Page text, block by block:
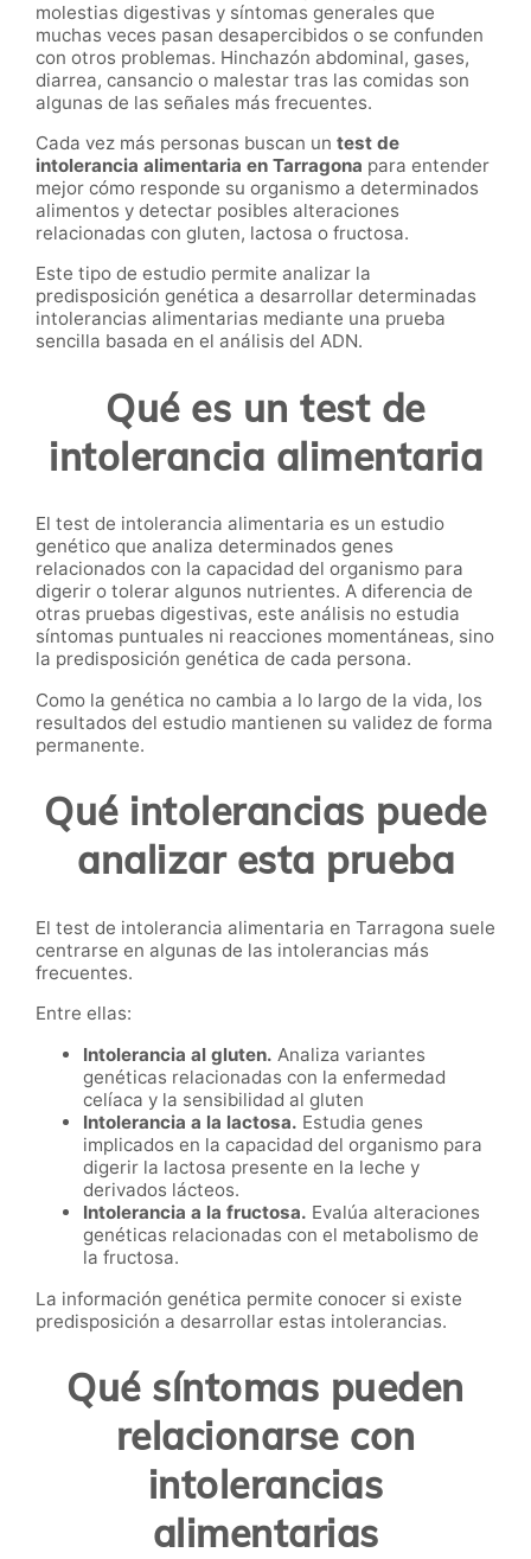
molestias digestivas y síntomas generales que
muchas veces pasan desapercibidos o se confunden
con otros problemas. Hinchazón abdominal, gases,
diarrea, cansancio o malestar tras las comidas son
algunas de las señales más frecuentes.
Cada vez más personas buscan un test de
intolerancia alimentaria en Tarragona para entender
mejor cómo responde su organismo a determinados
alimentos y detectar posibles alteraciones
relacionadas con gluten, lactosa o fructosa.
Este tipo de estudio permite analizar la
predisposición genética a desarrollar determinadas
intolerancias alimentarias mediante una prueba
sencilla basada en el análisis del ADN.
Qué es un test de
intolerancia alimentaria
El test de intolerancia alimentaria es un estudio
genético que analiza determinados genes
relacionados con la capacidad del organismo para
digerir o tolerar algunos nutrientes. A diferencia de
otras pruebas digestivas, este análisis no estudia
síntomas puntuales ni reacciones momentáneas, sino
la predisposición genética de cada persona.
Como la genética no cambia a lo largo de la vida, los
resultados del estudio mantienen su validez de forma
permanente.
Qué intolerancias puede
analizar esta prueba
El test de intolerancia alimentaria en Tarragona suele
centrarse en algunas de las intolerancias más
frecuentes.
Entre ellas:
Intolerancia al gluten. Analiza variantes
genéticas relacionadas con la enfermedad
celíaca y la sensibilidad al gluten
Intolerancia a la lactosa. Estudia genes
implicados en la capacidad del organismo para
digerir la lactosa presente en la leche y
derivados lácteos.
Intolerancia a la fructosa. Evalúa alteraciones
genéticas relacionadas con el metabolismo de
la fructosa.
La información genética permite conocer si existe
predisposición a desarrollar estas intolerancias.
Qué síntomas pueden
relacionarse con
intolerancias
alimentarias